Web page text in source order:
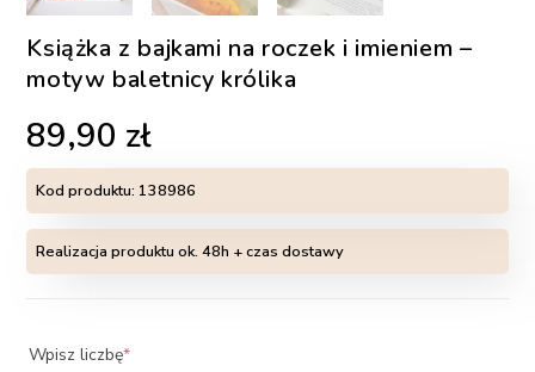
Książka z bajkami na roczek i imieniem –
motyw baletnicy królika
89,90 zł
Kod produktu: 138986
Realizacja produktu ok. 48h + czas dostawy
Wpisz liczbę*(required)